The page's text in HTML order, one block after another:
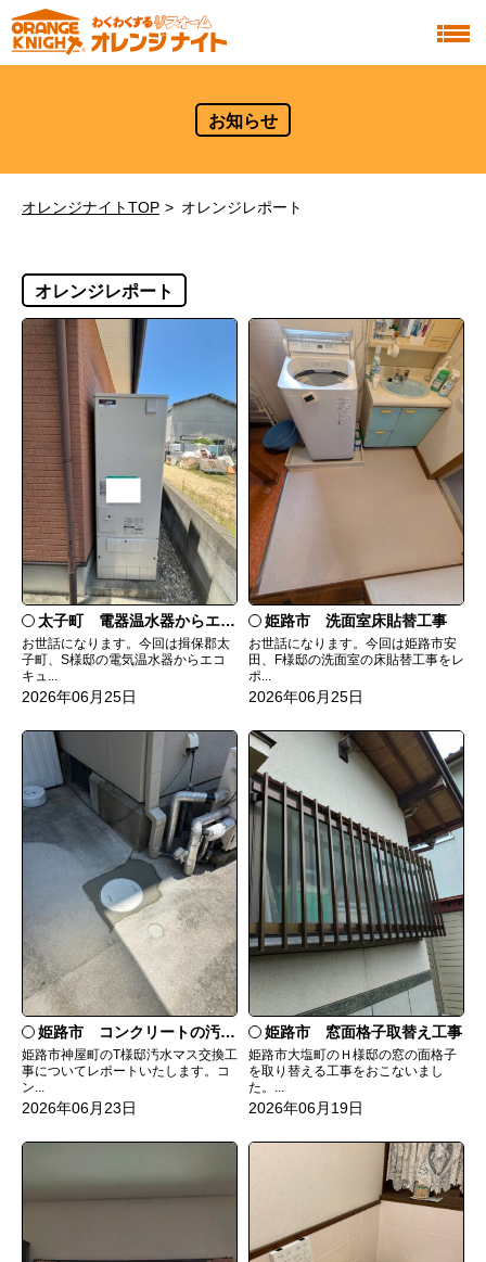
お知らせ
オレンジナイトTOP オレンジレポート
オレンジレポート
太子町 電器温水器からエコキュートへ取替
お世話になります。今回は揖保郡太
子町、S様邸の電気温水器からエコ
キュ...
2026年06月25日
姫路市 洗面室床貼替工事
お世話になります。今回は姫路市安
田、F様邸の洗面室の床貼替工事をレ
ポ...
2026年06月25日
姫路市 コンクリートの汚水マスを塩ビに
姫路市神屋町のT様邸汚水マス交換工
事についてレポートいたします。コ
ン...
2026年06月23日
姫路市 窓面格子取替え工事
姫路市大塩町のＨ様邸の窓の面格子
を取り替える工事をおこないまし
た。...
2026年06月19日